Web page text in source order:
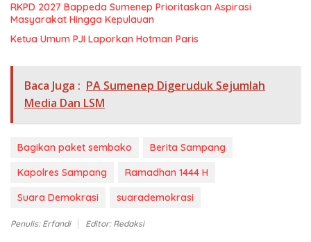
RKPD 2027 Bappeda Sumenep Prioritaskan Aspirasi
Masyarakat Hingga Kepulauan
Ketua Umum PJI Laporkan Hotman Paris
Baca Juga : PA Sumenep Digeruduk Sejumlah
Media Dan LSM
Bagikan paket sembako
Berita Sampang
Kapolres Sampang
Ramadhan 1444 H
Suara Demokrasi
suarademokrasi
Penulis: Erfandi Editor: Redaksi